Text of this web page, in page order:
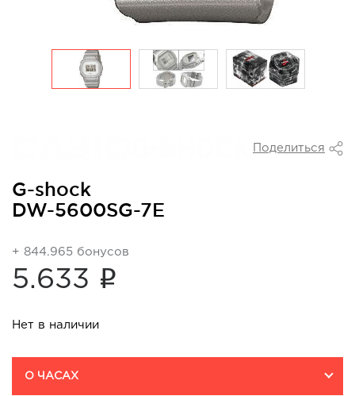
Поделиться
G-shock
DW-5600SG-7E
+ 844.965 бонусов
5.633 i
Нет в наличии
О ЧАСАХ